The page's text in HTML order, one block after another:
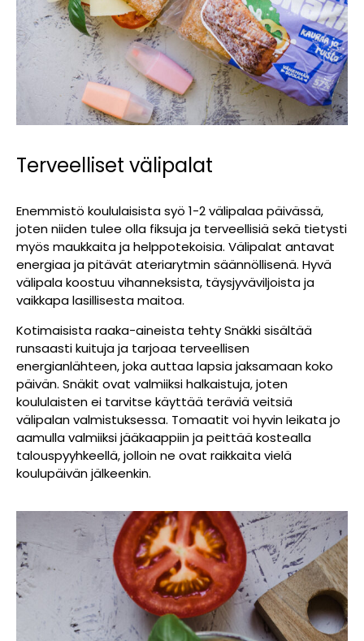
Terveelliset välipalat
Enemmistö koululaisista syö 1-2 välipalaa päivässä,
joten niiden tulee olla fiksuja ja terveellisiä sekä tietysti
myös maukkaita ja helppotekoisia. Välipalat antavat
energiaa ja pitävät ateriarytmin säännöllisenä. Hyvä
välipala koostuu vihanneksista, täysjyväviljoista ja
vaikkapa lasillisesta maitoa.
Kotimaisista raaka-aineista tehty Snäkki sisältää
runsaasti kuituja ja tarjoaa terveellisen
energianlähteen, joka auttaa lapsia jaksamaan koko
päivän. Snäkit ovat valmiiksi halkaistuja, joten
koululaisten ei tarvitse käyttää teräviä veitsiä
välipalan valmistuksessa. Tomaatit voi hyvin leikata jo
aamulla valmiiksi jääkaappiin ja peittää kostealla
talouspyyhkeellä, jolloin ne ovat raikkaita vielä
koulupäivän jälkeenkin.